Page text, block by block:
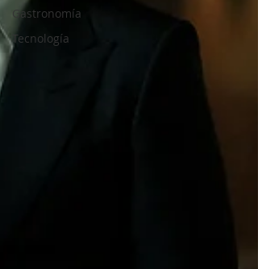
Gastronomía
Tecnología